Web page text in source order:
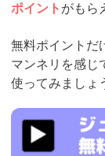
ポイントがもら
無料ポイントだ
マンネリを感じ
使ってみましょ
https://www.j-
live.tv/LiveChat/